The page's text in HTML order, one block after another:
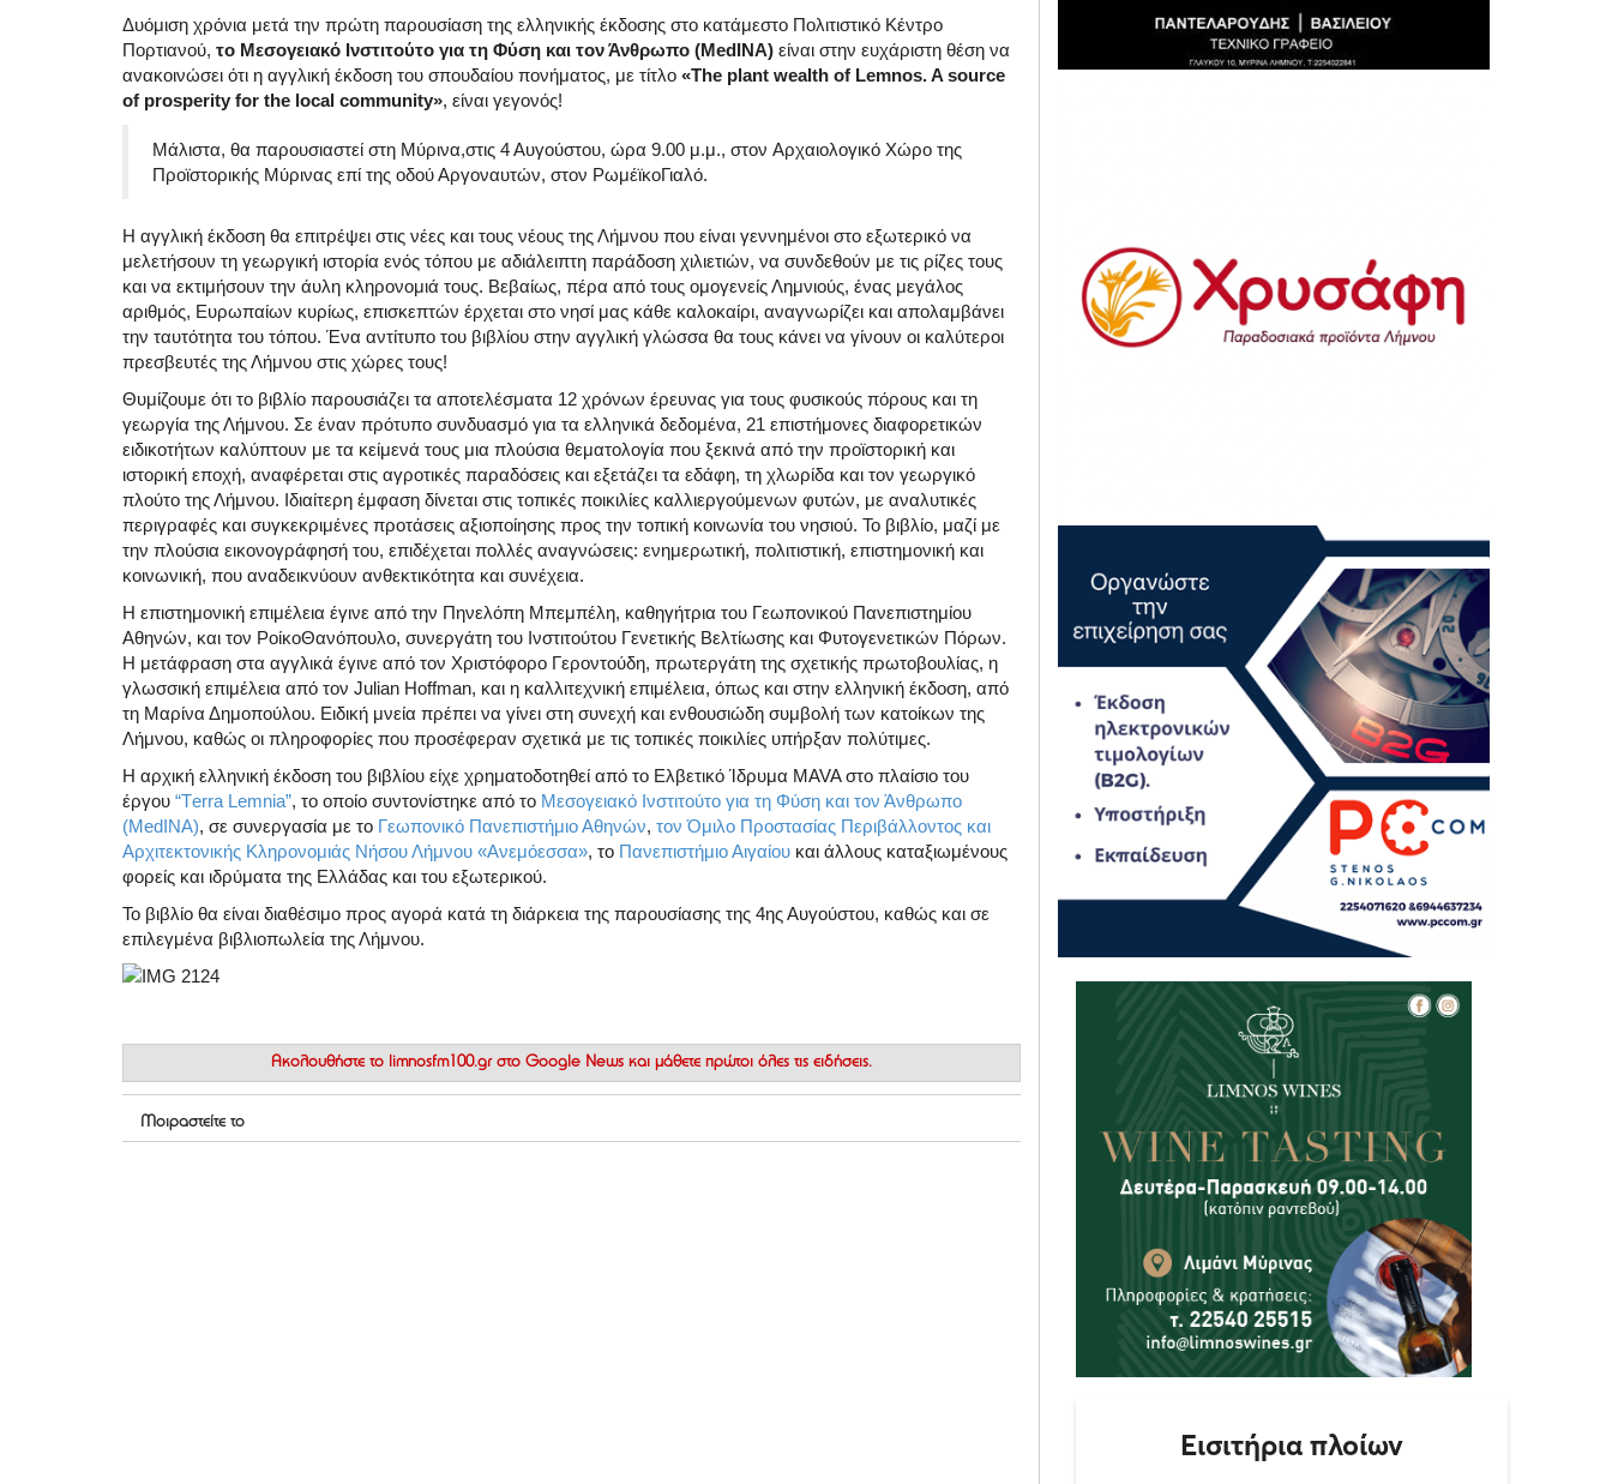
Δυόμιση χρόνια μετά την πρώτη παρουσίαση της ελληνικής έκδοσης στο κατάμεστο Πολιτιστικό Κέντρο
Πορτιανού, το Μεσογειακό Ινστιτούτο για τη Φύση και τον Άνθρωπο (MedINA) είναι στην ευχάριστη θέση να
ανακοινώσει ότι η αγγλική έκδοση του σπουδαίου πονήματος, με τίτλο «The plant wealth of Lemnos. A source
of prosperity for the local community», είναι γεγονός!
Μάλιστα, θα παρουσιαστεί στη Μύρινα,στις 4 Αυγούστου, ώρα 9.00 μ.μ., στον Αρχαιολογικό Χώρο της
Προϊστορικής Μύρινας επί της οδού Αργοναυτών, στον ΡωμέϊκοΓιαλό.
Η αγγλική έκδοση θα επιτρέψει στις νέες και τους νέους της Λήμνου που είναι γεννημένοι στο εξωτερικό να
μελετήσουν τη γεωργική ιστορία ενός τόπου με αδιάλειπτη παράδοση χιλιετιών, να συνδεθούν με τις ρίζες τους
και να εκτιμήσουν την άυλη κληρονομιά τους. Βεβαίως, πέρα από τους ομογενείς Λημνιούς, ένας μεγάλος
αριθμός, Ευρωπαίων κυρίως, επισκεπτών έρχεται στο νησί μας κάθε καλοκαίρι, αναγνωρίζει και απολαμβάνει
την ταυτότητα του τόπου. Ένα αντίτυπο του βιβλίου στην αγγλική γλώσσα θα τους κάνει να γίνουν οι καλύτεροι
πρεσβευτές της Λήμνου στις χώρες τους!
Θυμίζουμε ότι το βιβλίο παρουσιάζει τα αποτελέσματα 12 χρόνων έρευνας για τους φυσικούς πόρους και τη
γεωργία της Λήμνου. Σε έναν πρότυπο συνδυασμό για τα ελληνικά δεδομένα, 21 επιστήμονες διαφορετικών
ειδικοτήτων καλύπτουν με τα κείμενά τους μια πλούσια θεματολογία που ξεκινά από την προϊστορική και
ιστορική εποχή, αναφέρεται στις αγροτικές παραδόσεις και εξετάζει τα εδάφη, τη χλωρίδα και τον γεωργικό
πλούτο της Λήμνου. Ιδιαίτερη έμφαση δίνεται στις τοπικές ποικιλίες καλλιεργούμενων φυτών, με αναλυτικές
περιγραφές και συγκεκριμένες προτάσεις αξιοποίησης προς την τοπική κοινωνία του νησιού. Το βιβλίο, μαζί με
την πλούσια εικονογράφησή του, επιδέχεται πολλές αναγνώσεις: ενημερωτική, πολιτιστική, επιστημονική και
κοινωνική, που αναδεικνύουν ανθεκτικότητα και συνέχεια.
Η επιστημονική επιμέλεια έγινε από την Πηνελόπη Μπεμπέλη, καθηγήτρια του Γεωπονικού Πανεπιστημίου
Αθηνών, και τον ΡοίκοΘανόπουλο, συνεργάτη του Ινστιτούτου Γενετικής Βελτίωσης και Φυτογενετικών Πόρων.
Η μετάφραση στα αγγλικά έγινε από τον Χριστόφορο Γεροντούδη, πρωτεργάτη της σχετικής πρωτοβουλίας, η
γλωσσική επιμέλεια από τον Julian Hoffman, και η καλλιτεχνική επιμέλεια, όπως και στην ελληνική έκδοση, από
τη Μαρίνα Δημοπούλου. Ειδική μνεία πρέπει να γίνει στη συνεχή και ενθουσιώδη συμβολή των κατοίκων της
Λήμνου, καθώς οι πληροφορίες που προσέφεραν σχετικά με τις τοπικές ποικιλίες υπήρξαν πολύτιμες.
Η αρχική ελληνική έκδοση του βιβλίου είχε χρηματοδοτηθεί από το Ελβετικό Ίδρυμα MAVA στο πλαίσιο του
έργου “Τerra Lemnia”, το οποίο συντονίστηκε από το Μεσογειακό Ινστιτούτο για τη Φύση και τον Άνθρωπο
(MedINA), σε συνεργασία με το Γεωπονικό Πανεπιστήμιο Αθηνών, τον Όμιλο Προστασίας Περιβάλλοντος και
Αρχιτεκτονικής Κληρονομιάς Νήσου Λήμνου «Ανεμόεσσα», το Πανεπιστήμιο Αιγαίου και άλλους καταξιωμένους
φορείς και ιδρύματα της Ελλάδας και του εξωτερικού.
Το βιβλίο θα είναι διαθέσιμο προς αγορά κατά τη διάρκεια της παρουσίασης της 4ης Αυγούστου, καθώς και σε
επιλεγμένα βιβλιοπωλεία της Λήμνου.
Ακολουθήστε το limnosfm100.gr στο Google News και μάθετε πρώτοι όλες τις ειδήσεις.
Μοιραστείτε το